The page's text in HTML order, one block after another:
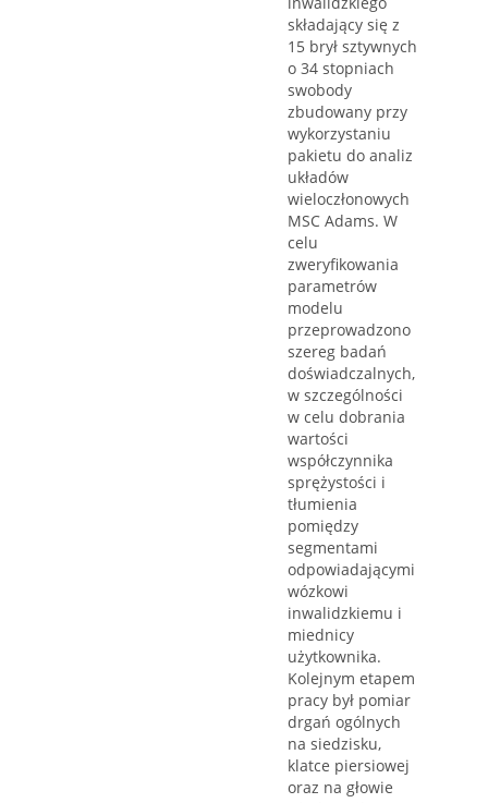
składający się z
15 brył sztywnych
o 34 stopniach
swobody
zbudowany przy
wykorzystaniu
pakietu do analiz
układów
wieloczłonowych
MSC Adams. W
celu
zweryfikowania
parametrów
modelu
przeprowadzono
szereg badań
doświadczalnych,
w szczególności
w celu dobrania
wartości
współczynnika
sprężystości i
tłumienia
pomiędzy
segmentami
odpowiadającymi
wózkowi
inwalidzkiemu i
miednicy
użytkownika.
Kolejnym etapem
pracy był pomiar
drgań ogólnych
na siedzisku,
klatce piersiowej
oraz na głowie